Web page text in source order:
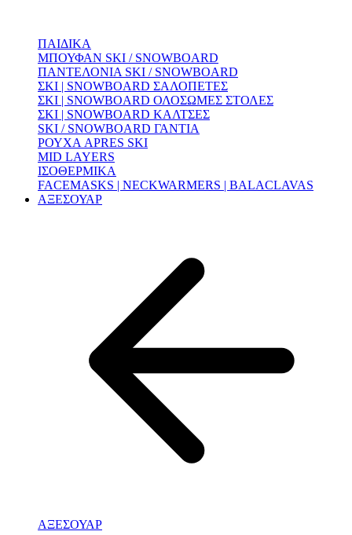
ΠΑΙΔΙΚΑ
ΜΠΟΥΦΑΝ SKI / SNOWBOARD
ΠΑΝΤΕΛΟΝΙΑ SKI / SNOWBOARD
ΣΚΙ | SNOWBOARD ΣΑΛΟΠΕΤΕΣ
ΣΚΙ | SNOWBOARD ΟΛΟΣΩΜΕΣ ΣΤΟΛΕΣ
ΣΚΙ | SNOWBOARD ΚΑΛΤΣΕΣ
SKI / SNOWBOARD ΓΑΝΤΙΑ
ΡΟΥΧΑ APRES SKI
MID LAYERS
ΙΣΟΘΕΡΜΙΚΑ
FACEMASKS | NECKWARMERS | BALACLAVAS
ΑΞΕΣΟΥΑΡ
ΑΞΕΣΟΥΑΡ